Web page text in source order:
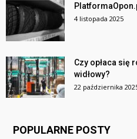
4 listopada 2025
Czy opłaca się
widłowy?
22 października
POPULARNE POSTY